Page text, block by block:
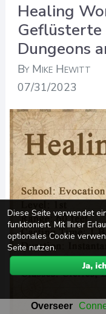
Healing
Dungeons
By Mike Hewitt
07/31/2023
Diese Seite verwendet
funktioniert. Mit Ihrer
optionales Cookie
Seite nutzen.
Ja,